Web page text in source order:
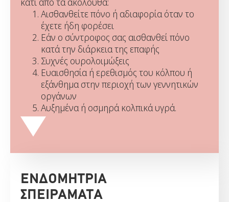
Αισθανθείτε πόνο ή αδιαφορία όταν το
έχετε ήδη φορέσει
Εάν ο σύντροφος σας αισθανθεί πόνο
κατά την διάρκεια της επαφής
Συχνές ουρολοιμώξεις
Ευαισθησία ή ερεθισμός του κόλπου ή
εξάνθημα στην περιοχή των γεννητικών
οργάνων
Αυξημένα ή οσμηρά κολπικά υγρά.
ΕΝΔΟΜΗΤΡΙΑ
ΣΠΕΙΡΑΜΑΤΑ